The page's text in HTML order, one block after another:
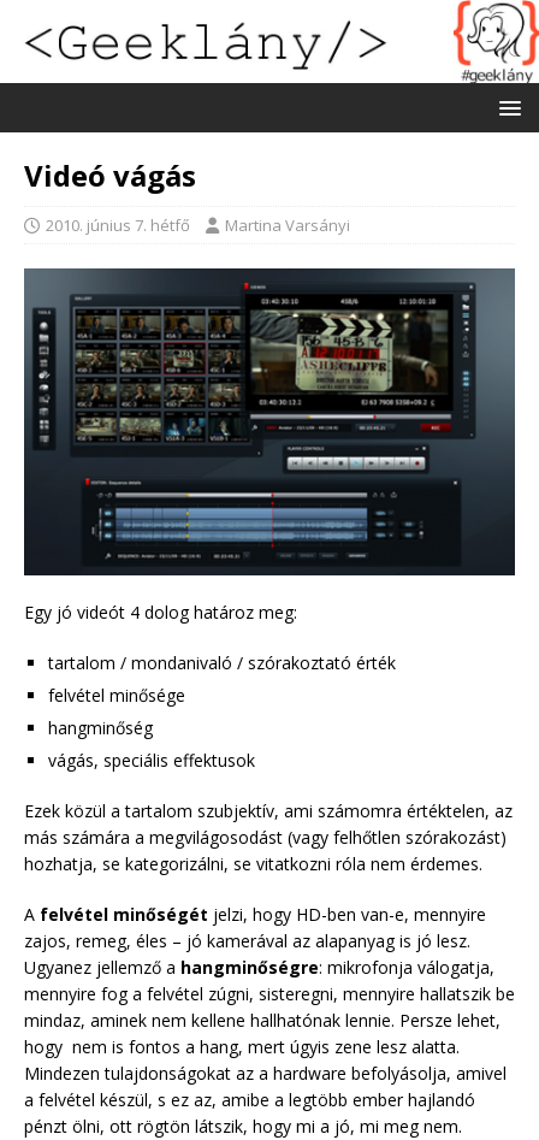
Videó vágás
2010. június 7. hétfő Martina Varsányi
Egy jó videót 4 dolog határoz meg:
tartalom / mondanivaló / szórakoztató érték
felvétel minősége
hangminőség
vágás, speciális effektusok
Ezek közül a tartalom szubjektív, ami számomra értéktelen, az
más számára a megvilágosodást (vagy felhőtlen szórakozást)
hozhatja, se kategorizálni, se vitatkozni róla nem érdemes.
A felvétel minőségét jelzi, hogy HD-ben van-e, mennyire
zajos, remeg, éles – jó kamerával az alapanyag is jó lesz.
Ugyanez jellemző a hangminőségre: mikrofonja válogatja,
mennyire fog a felvétel zúgni, sisteregni, mennyire hallatszik be
mindaz, aminek nem kellene hallhatónak lennie. Persze lehet,
hogy nem is fontos a hang, mert úgyis zene lesz alatta.
Mindezen tulajdonságokat az a hardware befolyásolja, amivel
a felvétel készül, s ez az, amibe a legtöbb ember hajlandó
pénzt ölni, ott rögtön látszik, hogy mi a jó, mi meg nem.